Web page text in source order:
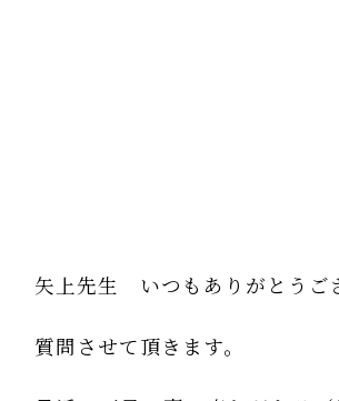
矢上先生 いつもありがとうご
質問させて頂きます。